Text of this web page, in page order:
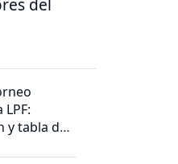
del
y tabla de